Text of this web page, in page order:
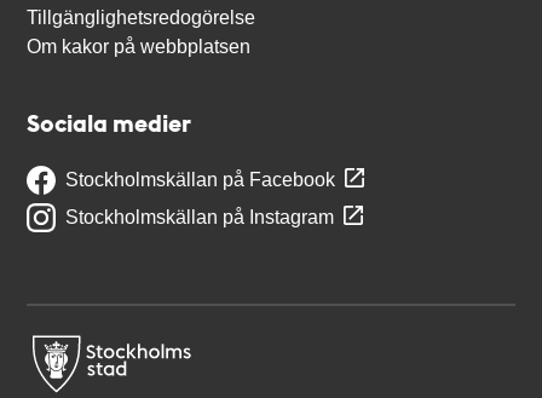
Tillgänglighetsredogörelse
Om kakor på webbplatsen
Sociala medier
Stockholmskällan på Facebook
Stockholmskällan på Instagram